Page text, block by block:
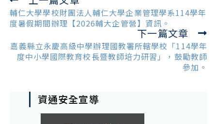
more
articles
輔仁大學學校財團法人輔仁大學企業管理學系114學年
度暑假期間辦理【2026輔大企管營】資訊。
下一篇文章
嘉義縣立永慶高級中學辦理國教署所轄學校「114學年
度中小學國際教育校長暨教師培力研習」，鼓勵教師
參加。
資通安全宣導